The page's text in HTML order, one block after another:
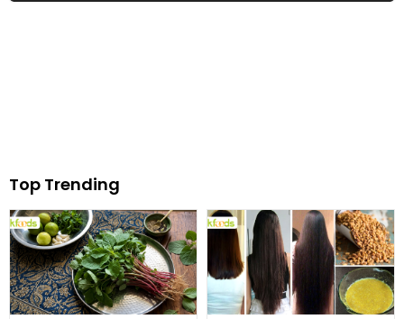
کی نعمت حاصل کرنے والا
Top Trending